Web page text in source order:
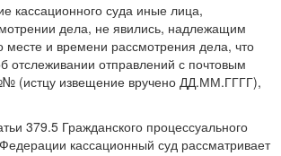
кассационного суда иные лица,
дела, не явились, надлежащим
и времени рассмотрения дела, что
отслеживании отправлений с почтовым
(истцу извещение вручено ДД.ММ.ГГГГ),
379.5 Гражданского процессуального
кассационный суд рассматривает